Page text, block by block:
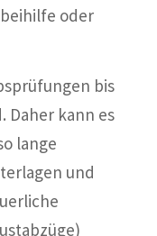
oder
bis
Daher kann es
lange
und